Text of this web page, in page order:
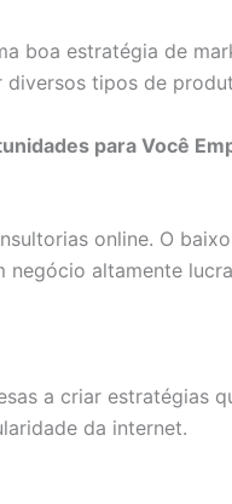
boa estratégia de
diversos tipos de
para Você
online. O
negócio altamente
a criar estratégias
da internet.